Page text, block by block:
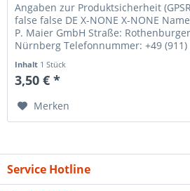
Angaben zur Produktsicherheit
false false DE X-NONE X-NONE
P. Maier GmbH Straße:
Nürnberg Telefonnummer: +49 (911)
Inhalt 1 Stück
3,50 € *
Merken
Service Hotline